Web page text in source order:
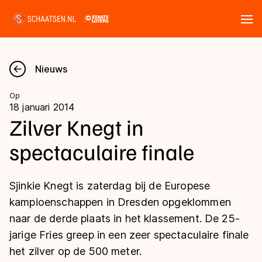
Nieuws
Kalender
Disciplines
Langebaan
Shorttrack
Inlineskaten
Uitslagen
Langebaan
Shorttrack
Marathon
Tijden & historie
Ranglijsten Langebaan
Nieuws
Op
18 januari 2014
Zilver Knegt in
spectaculaire finale
Sjinkie Knegt is zaterdag bij de Europese
kampioenschappen in Dresden opgeklommen
naar de derde plaats in het klassement. De 25-
jarige Fries greep in een zeer spectaculaire finale
het zilver op de 500 meter.